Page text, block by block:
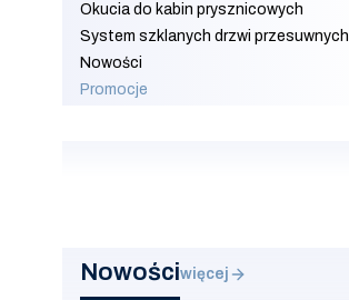
Okucia do kabin prysznicowych
System szklanych drzwi przesuwnych
Nowości
Promocje
Nowościwięcej